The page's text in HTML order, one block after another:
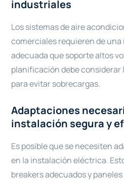
industriales
Los sistemas de aire
comerciales requieren de
adecuada que soporte altos
planificación debe considerar
para evitar sobrecargas.
Adaptaciones
instalación segura y
Es posible que se necesiten
en la instalación eléctrica.
breakers adecuados y